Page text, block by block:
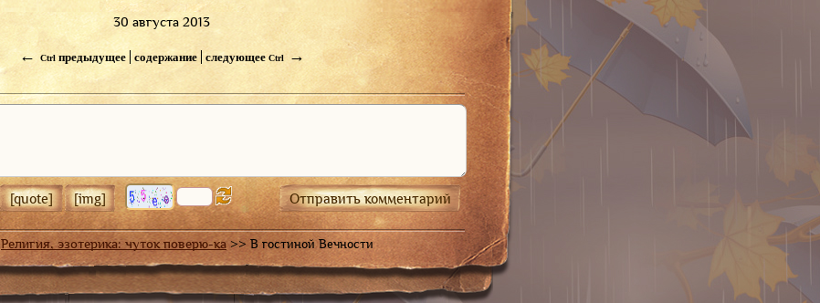
30 августа 2013
← Ctrlпредыдущее содержание следующее Ctrl→
Религия, эзотерика: чуток поверю-ка >> В гостиной Вечности